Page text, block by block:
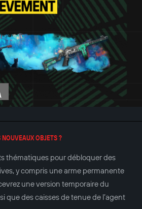
OBJETS ?
thématiques pour débloquer des
y compris une arme permanente
une version temporaire du
que des caisses de tenue de l’agent